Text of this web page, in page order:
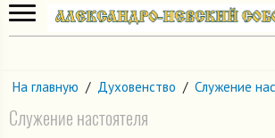
На главную / Духовенство / Служение
Служение настоятеля